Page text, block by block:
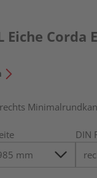
Eiche Corda
DIN